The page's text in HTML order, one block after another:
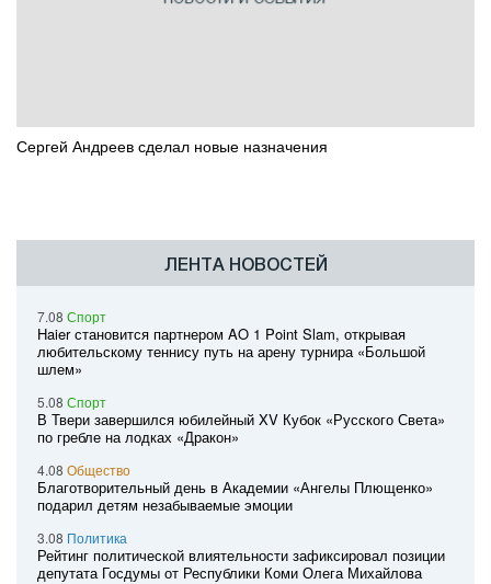
Сергей Андреев сделал новые назначения
ЛЕНТА НОВОСТЕЙ
7.08 Спорт
Haier становится партнером AO 1 Point Slam, открывая
любительскому теннису путь на арену турнира «Большой
шлем»
5.08 Спорт
В Твери завершился юбилейный XV Кубок «Русского Света»
по гребле на лодках «Дракон»
4.08 Общество
Благотворительный день в Академии «Ангелы Плющенко»
подарил детям незабываемые эмоции
3.08 Политика
Рейтинг политической влиятельности зафиксировал позиции
депутата Госдумы от Республики Коми Олега Михайлова